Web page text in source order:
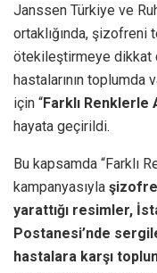
Janssen Türkiye ve
ortaklığında, şizofreni
ötekileştirmeye dikkat
hastalarının toplumda
için “Farklı Renklerle
hayata geçirildi.
Bu kapsamda “Farklı
kampanyasıyla
yarattığı resimler,
Postanesi’nde
hastalara karşı